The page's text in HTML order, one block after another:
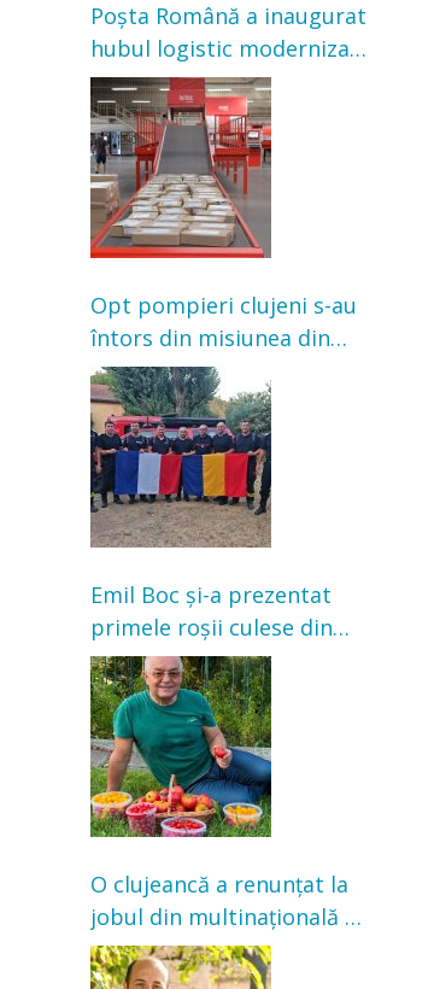
Poșta Română a inaugurat
hubul logistic modernizat
din Cluj-Napoca. Investiție
de 3 milioane de euro
Opt pompieri clujeni s-au
întors din misiunea din
Franța. Au intervenit la
incendii de vegetație și
pădure
Emil Boc și-a prezentat
primele roșii culese din
grădină: „Niciun magazin
nu poate oferi această
satisfacție”
O clujeancă a renunțat la
jobul din multinațională și
s-a mutat la țară. Acum
cultivă legume în grădina